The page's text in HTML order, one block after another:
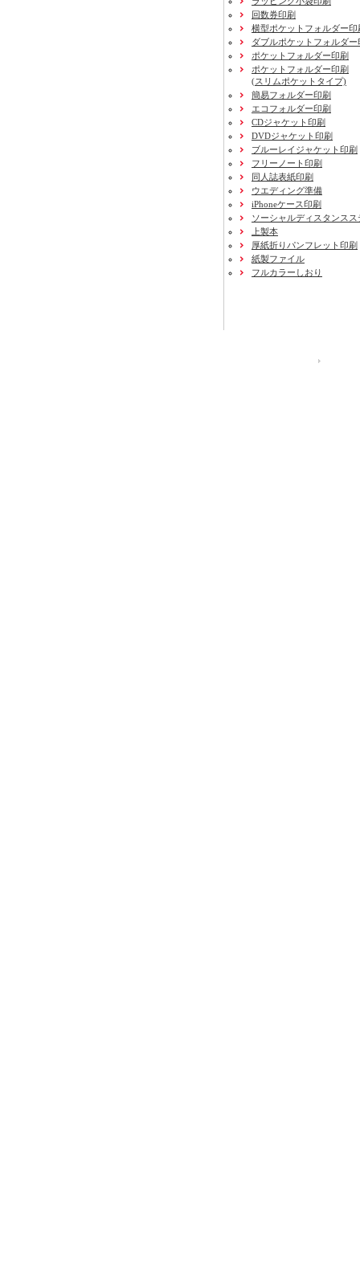
回数券印刷
横型ポケットフォルダー印
ダブルポケットフォルダー
ポケットフォルダー印刷
ポケットフォルダー印刷
(スリムポケットタイプ)
簡易フォルダー印刷
エコフォルダー印刷
CDジャケット印刷
DVDジャケット印刷
ブルーレイジャケット印刷
フリーノート印刷
同人誌表紙印刷
ウエディング準備
iPhoneケース印刷
ソーシャルディスタンスス
上製本
厚紙折りパンフレット印刷
紙製ファイル
フルカラーしおり